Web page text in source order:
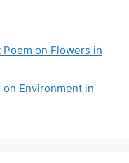
Poem on Flowers in
on Environment in